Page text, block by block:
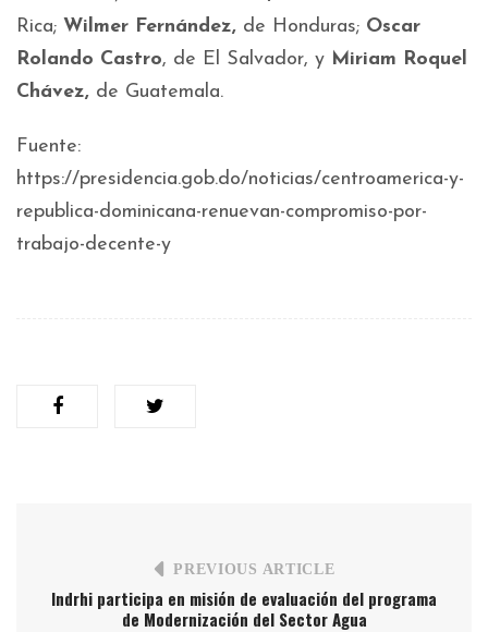
Rica; Wilmer Fernández, de Honduras; Oscar
Rolando Castro, de El Salvador, y Miriam Roquel
Chávez, de Guatemala.
Fuente:
https://presidencia.gob.do/noticias/centroamerica-y-
republica-dominicana-renuevan-compromiso-por-
trabajo-decente-y
PREVIOUS ARTICLE
Indrhi participa en misión de evaluación del programa
de Modernización del Sector Agua